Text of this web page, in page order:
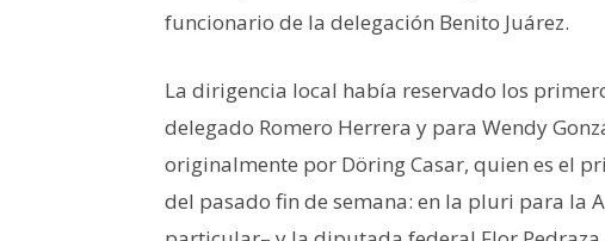
funcionario de la delegación Benito Juárez.
La dirigencia local había reservado los
delegado Romero Herrera y para Wendy
originalmente por Döring Casar, quien es el
del pasado fin de semana: en la pluri para la